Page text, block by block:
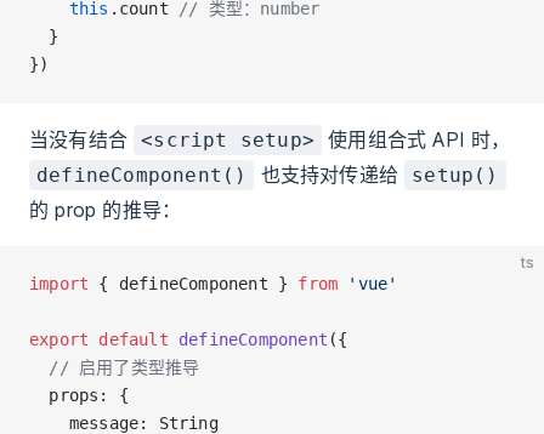
    this
.count
// 类型：number
  }
})
当没有结合 <script setup> 使用组合式 API 时，
defineComponent() 也支持对传递给 setup()
的 prop 的推导：
ts
import { defineComponent } from 'vue'
export default defineComponent ({
  // 启用了类型推导
  props: {
    message: String